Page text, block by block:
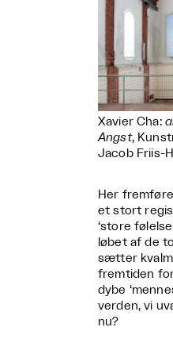
Xavier Cha:
Angst,
Jacob Friis-
Her
et stort
‘store
løbet af de
sætter
fremtiden
dybe
verden, vi
nu?